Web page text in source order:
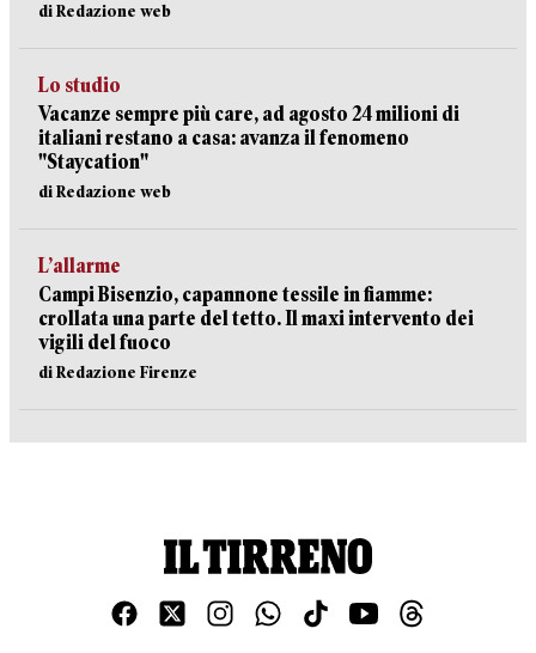
di Redazione web
Lo studio
Vacanze sempre più care, ad agosto 24 milioni di
italiani restano a casa: avanza il fenomeno
"Staycation"
di Redazione web
L’allarme
Campi Bisenzio, capannone tessile in fiamme:
crollata una parte del tetto. Il maxi intervento dei
vigili del fuoco
di Redazione Firenze